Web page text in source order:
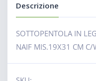
Descrizione
SOTTOPENTOLA IN
NAIF MIS.19X31 CM